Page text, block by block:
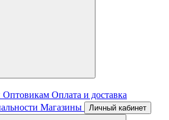
Оптовикам Оплата и доставка
Магазины Личный кабинет